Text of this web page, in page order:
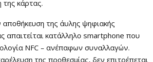
της κάρτας.
αποθήκευση της άυλης ψηφιακής
απαιτείται κατάλληλο smartphone που
NFC – ανέπαφων συναλλαγών.
της προθεσμίας, δεν επιτρέπεται